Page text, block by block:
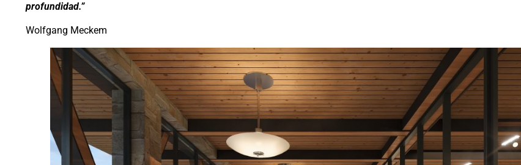
profundidad.”
Wolfgang Meckem